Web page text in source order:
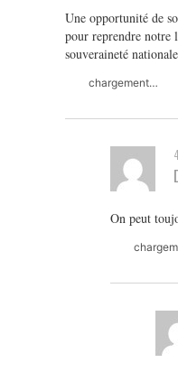
Une opportunité de
pour reprendre notre
souveraineté
chargement…
On peut